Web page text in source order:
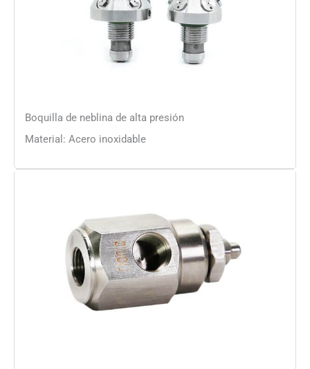
Boquilla de neblina de alta presión
Material: Acero inoxidable